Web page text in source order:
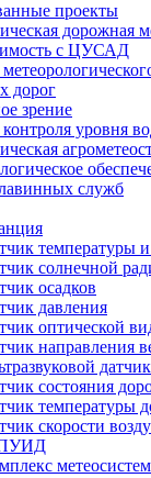
проекты
дорожная
с ЦУСАД
дорог
зрение
уровня
служб
температуры
солнечной
осадков
давления
оптической
направления
состояния
температуры
скорости